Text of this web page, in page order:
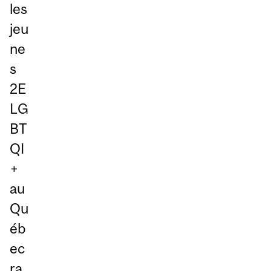
les
jeu
ne
s
2E
LG
BT
QI
+
au
Qu
éb
ec